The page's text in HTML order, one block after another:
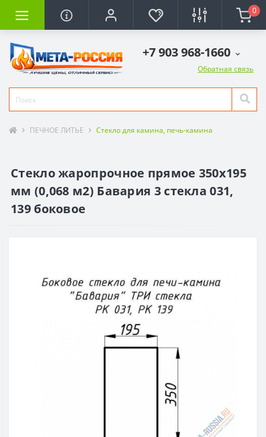
0
+7 903 968-1660
Обратная связь
ПЕЧНОЕ ЛИТЬЕ Стекло для камина, печь-камина
Стекло жаропрочное прямое 350x195
мм (0,068 м2) Бавария 3 стекла 031,
139 боковое